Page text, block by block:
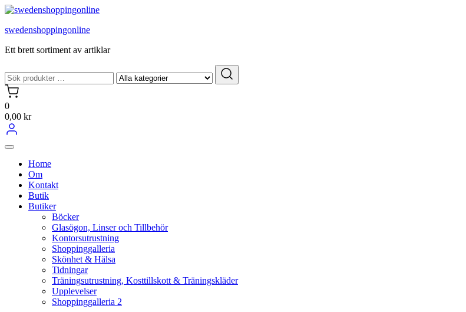
Hoppa
innehållet
swedenshoppingonline
Ett brett sortiment av artiklar
0
0,00 kr
Home
Om
Kontakt
Butik
Butiker
Böcker
Glasögon, Linser och Tillbehör
Kontorsutrustning
Shoppinggalleria
Skönhet & Hälsa
Tidningar
Träningsutrustning, Kosttillskott & Träningskläder
Upplevelser
Shoppinggalleria 2